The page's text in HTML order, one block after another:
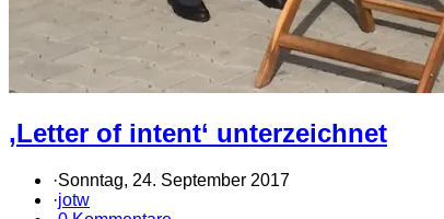
‚Letter of intent‘ unterzeichnet
·Sonntag, 24. September 2017
·jotw